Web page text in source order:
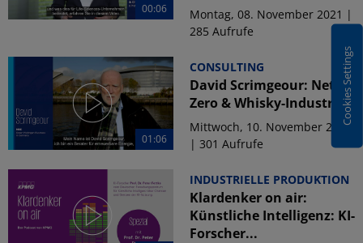
00:06
Montag, 08. November 2021 |
285 Aufrufe
01:06
CONSULTING
David Scrimgeour: Net
Zero & Whisky-Industrie
Mittwoch, 10. November 2021
| 301 Aufrufe
INDUSTRIELLE PRODUKTION
Klardenker on air:
Künstliche Intelligenz: KI-
Forscher...
Cookies Settings